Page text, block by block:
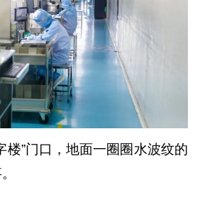
楼”门口，地面一圈圈水波纹的